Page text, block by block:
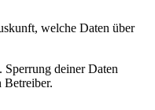
welche Daten über
deiner Daten
Betreiber.